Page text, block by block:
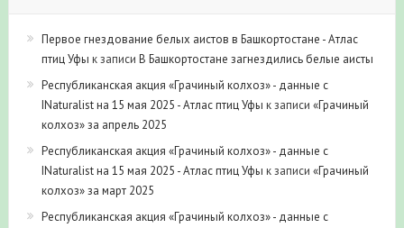
Первое гнездование белых аистов в Башкортостане - Атлас
птиц Уфы к записи В Башкортостане загнездились белые аисты
Республиканская акция «Грачиный колхоз» - данные с
INaturalist на 15 мая 2025 - Атлас птиц Уфы к записи «Грачиный
колхоз» за апрель 2025
Республиканская акция «Грачиный колхоз» - данные с
INaturalist на 15 мая 2025 - Атлас птиц Уфы к записи «Грачиный
колхоз» за март 2025
Республиканская акция «Грачиный колхоз» - данные с